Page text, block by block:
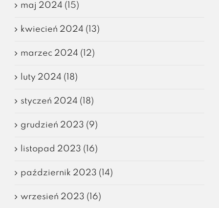
maj 2024 (15)
kwiecień 2024 (13)
marzec 2024 (12)
luty 2024 (18)
styczeń 2024 (18)
grudzień 2023 (9)
listopad 2023 (16)
październik 2023 (14)
wrzesień 2023 (16)